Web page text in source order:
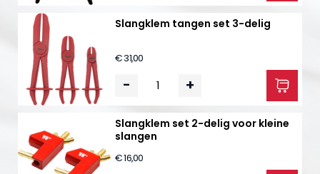
Slangklem tangen set 3-delig
€ 31,00
- +
Slangklem set 2-delig voor kleine
slangen
€ 16,00